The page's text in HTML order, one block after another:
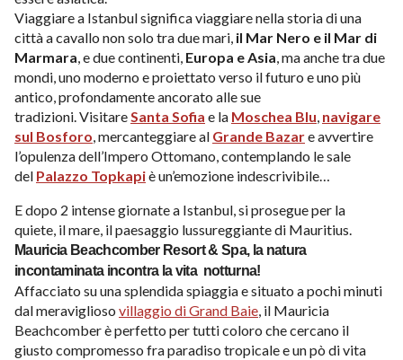
Viaggiare a Istanbul significa viaggiare nella storia di una
città a cavallo non solo tra due mari, il Mar Nero e il Mar di
Marmara, e due continenti, Europa e Asia, ma anche tra due
mondi, uno moderno e proiettato verso il futuro e uno più
antico, profondamente ancorato alle sue
tradizioni.VisitareSanta Sofia e la Moschea Blu, navigare
sul Bosforo, mercanteggiare al Grande Bazare avvertire
l’opulenza dell’Impero Ottomano, contemplando le sale
del Palazzo Topkapiè un’emozione indescrivibile…
E dopo 2 intense giornate a Istanbul, si prosegue per la
quiete, il mare, il paesaggio lussureggiante di Mauritius.
Mauricia Beachcomber Resort & Spa, la natura
incontaminata incontra la vita notturna!
Affacciato su una splendida spiaggia e situato a pochi minuti
dal meraviglioso villaggio di Grand Baie, il Mauricia
Beachcomber è perfetto per tutti coloro che cercano il
giusto compromesso fra paradiso tropicale e un pò di vita